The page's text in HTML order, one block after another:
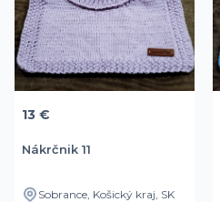
13 €
Nákrčnik 11
Sobrance, Košický kraj, SK